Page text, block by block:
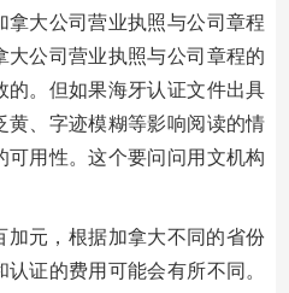
拿大公司营业执照与公司章程
大公司营业执照与公司章程的
的。但如果海牙认证文件出具
黄、字迹模糊等影响阅读的情
可用性。这个要问问用文机构
加元，根据加拿大不同的省份
证的费用可能会有所不同。